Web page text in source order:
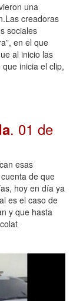
una
creadoras
sociales
en el que
al inicio las
inicia el clip,
. 01 de
esas
de que
hoy en día ya
es el caso de
y que hasta